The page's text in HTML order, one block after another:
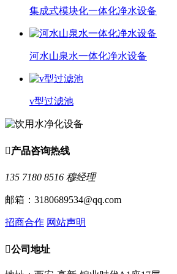
集成式模块化一体化净水设备
河水山泉水一体化净水设备
v型过滤池
产品咨询热线
135 7180 8516 穆经理
邮箱：3180689534@qq.com
招商合作 网站声明
公司地址